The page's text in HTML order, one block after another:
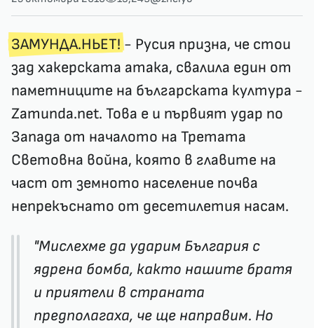
ЗАМУНДА.НЬЕТ!- Русия призна, че стои
зад хакерската атака, свалила един от
паметниците на българската култура -
Zamunda.net. Това е и първият удар по
Запада от началото на Третата
Световна война, която в главите на
част от земното население почва
непрекъснато от десетилетия насам.
"Мислехме да ударим България с
ядрена бомба, както нашите братя
и приятели в страната
предполагаха, че ще направим. Но